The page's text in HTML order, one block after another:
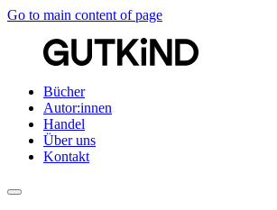
Go to main content of page
Bücher
Autor:innen
Handel
Über uns
Kontakt